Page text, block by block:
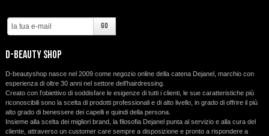
d-beauty shop
D-beautyshop nasce nel 2009 come negozio online della catena Dejanel, marchio con
esperienza di oltre 30 anni nel settore dell’hairdressing.
Creato con l'obiettivo di soddisfare le esigenze di tutti i clienti, le sue caratteristiche più
riconoscibili sono la scelta di prodotti professionali e di alto livello, in grado di offrire il più
alto grado di benessere dei capelli e quindi della persona.
Insieme alla scelta dei migliori brand, la filosofia Dejanel punta al servizio e alla cura del
cliente, attraverso un customer care sempre a disposizione e pronto a rispondere a